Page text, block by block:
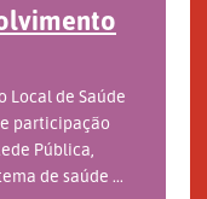
Local de Saúde
participação
Pública,
de saúde ...